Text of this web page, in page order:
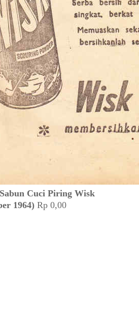
Cuci Piring Wisk
1964) Rp 0,00